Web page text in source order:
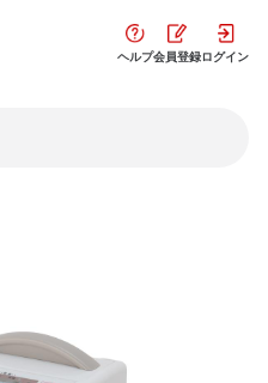
ヘルプ会員登録ログイン